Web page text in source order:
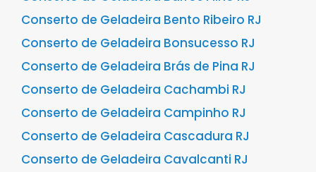
Conserto de Geladeira Bento Ribeiro RJ
Conserto de Geladeira Bonsucesso RJ
Conserto de Geladeira Brás de Pina RJ
Conserto de Geladeira Cachambi RJ
Conserto de Geladeira Campinho RJ
Conserto de Geladeira Cascadura RJ
Conserto de Geladeira Cavalcanti RJ